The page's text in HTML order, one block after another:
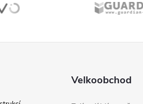
Velkoobchod